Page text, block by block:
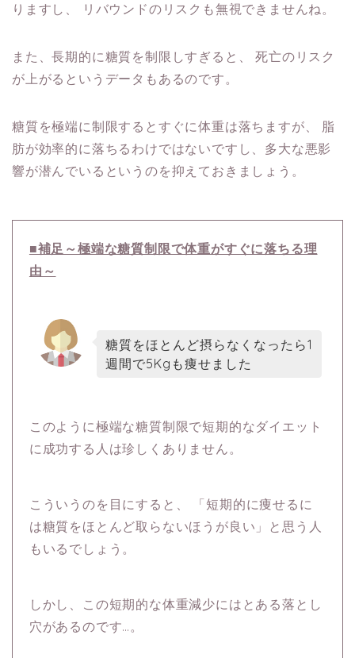
りますし、
リバウンドのリスクも無視できませんね。
また、長期的に糖質を制限しすぎると、
死亡のリスク
が上がるというデータもあるのです。
糖質を極端に制限するとすぐに体重は落ちますが、
脂
肪が効率的に落ちるわけではないですし、多大な悪影
響が潜んでいるというのを抑えておきましょう。
■補足～極端な糖質制限で体重がすぐに落ちる理
由～
糖質をほとんど摂らなくなったら1
週間で5Kgも痩せました
このように極端な糖質制限で短期的なダイエット
に成功する人は珍しくありません。
こういうのを目にすると、
「短期的に痩せるに
は糖質をほとんど取らないほうが良い」と思う人
もいるでしょう。
しかし、この短期的な体重減少にはとある落とし
穴があるのです…。